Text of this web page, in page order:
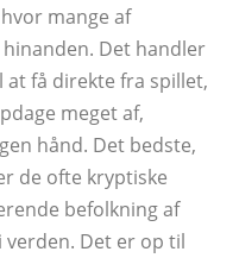
mange af
Det handler
få direkte fra spillet,
meget af,
hånd. Det bedste,
de ofte kryptiske
befolkning af
Det er op til